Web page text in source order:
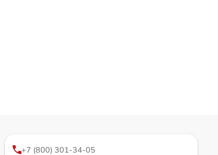
+7 (800) 301-34-05